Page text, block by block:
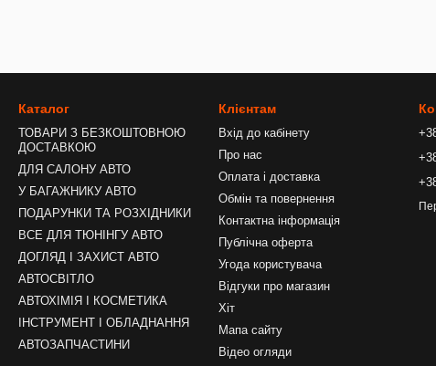
Каталог
ТОВАРИ З БЕЗКОШТОВНОЮ
ДОСТАВКОЮ
ДЛЯ САЛОНУ АВТО
У БАГАЖНИКУ АВТО
ПОДАРУНКИ ТА РОЗХІДНИКИ
ВСЕ ДЛЯ ТЮНІНГУ АВТО
ДОГЛЯД І ЗАХИСТ АВТО
АВТОСВІТЛО
АВТОХІМІЯ І КОСМЕТИКА
ІНСТРУМЕНТ І ОБЛАДНАННЯ
АВТОЗАПЧАСТИНИ
Клієнтам
Вхід до кабінету
Про нас
Оплата і доставка
Обмін та повернення
Контактна інформація
Публічна оферта
Угода користувача
Відгуки про магазин
Хіт
Мапа сайту
Відео огляди